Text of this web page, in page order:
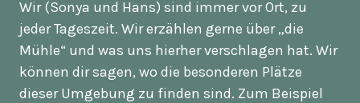
Wir (Sonya und Hans) sind immer vor Ort, zu
jeder Tageszeit. Wir erzählen gerne über „die
Mühle“ und was uns hierher verschlagen hat. Wir
können dir sagen, wo die besonderen Plätze
dieser Umgebung zu finden sind. Zum Beispiel